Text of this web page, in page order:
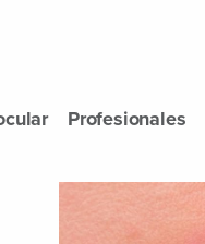
Profesionales